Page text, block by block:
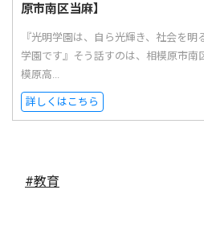
原市南区当麻】
『光明学園は、自ら光輝き、社会を
学園です』そう話すのは、相模原市南
模原高...
詳しくはこちら
#教育